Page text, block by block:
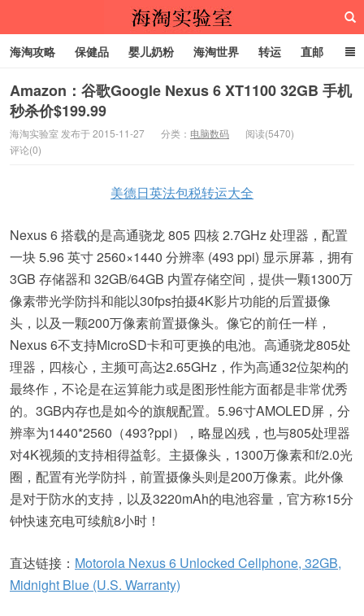
海淘实验室
海淘攻略 保健品 婴儿奶粉 海淘世界 转运 直邮
代购服务
Amazon：谷歌Google Nexus 6 XT1100 32GB 手机
秒杀价$199.99
海淘实验室 发布于 2015-11-27 分类： 电脑数码
阅读(5470)
评论(0)
美德日英法包税转运大全
Nexus 6 搭载的是高通骁龙 805 四核 2.7GHz 处理器，配置
一块 5.96 英寸 2560×1440 分辨率 (493 ppi) 显示屏幕，拥有
3GB 存储器和 32GB/64GB 内置存储空间，提供一颗1300万
像素带光学防抖和能以30fps拍摄4K影片功能的后置摄像
头，以及一颗200万像素前置摄像头。像它的前任一样，
Nexus 6不支持MicroSD卡和可更换的电池。高通骁龙805处
理器，四核心，主频可高达2.65GHz，作为高通32位架构的
最终作，不论是在运算能力或是图形性能方面都是非常优秀
的。3GB内存也是如今的旗舰配置。5.96寸AMOLED屏，分
辨率为1440*2560（493?ppi），略显凶残，也与805处理器
对4K视频的支持相得益彰。主摄像头，1300万像素和f/2.0光
圈，配置有光学防抖，前置摄像头则是200万像素。此外像
是对于防水的支持，以及3220mAh的电池容量，官方称15分
钟快速充电可续航8小时！
直达链接： Motorola Nexus 6 Unlocked Cellphone, 32GB,
Midnight Blue (U.S. Warranty)